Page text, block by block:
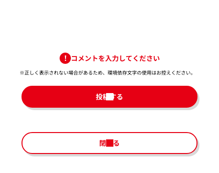
コメントを入力してください
※正しく表示されない場合があるため、環境依存文字の使用はお控えください。​
投稿する
閉じる